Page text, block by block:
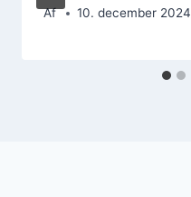
Af 10. december 2024